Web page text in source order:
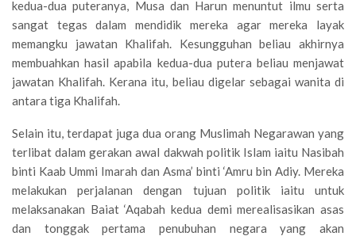
kedua-dua puteranya, Musa dan Harun menuntut ilmu serta
sangat tegas dalam mendidik mereka agar mereka layak
memangku jawatan Khalifah. Kesungguhan beliau akhirnya
membuahkan hasil apabila kedua-dua putera beliau menjawat
jawatan Khalifah. Kerana itu, beliau digelar sebagai wanita di
antara tiga Khalifah.
Selain itu, terdapat juga dua orang Muslimah Negarawan yang
terlibat dalam gerakan awal dakwah politik Islam iaitu Nasibah
binti Kaab Ummi Imarah dan Asma’ binti ‘Amru bin Adiy. Mereka
melakukan perjalanan dengan tujuan politik iaitu untuk
melaksanakan Baiat ‘Aqabah kedua demi merealisasikan asas
dan tonggak pertama penubuhan negara yang akan